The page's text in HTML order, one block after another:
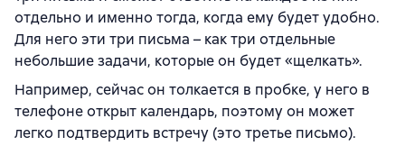
отдельно и именно тогда, когда ему будет удобно.
Для него эти три письма – как три отдельные
небольшие задачи, которые он будет «щелкать».
Например, сейчас он толкается в пробке, у него в
телефоне открыт календарь, поэтому он может
легко подтвердить встречу (это третье письмо).